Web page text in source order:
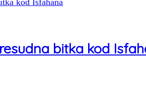
bitka kod